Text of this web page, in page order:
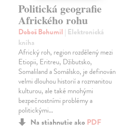
Politická geografie
Afrického rohu
Doboš Bohumil | Elektronická
kniha
Africký roh, region rozdělený mezi
Etiopii, Eritreu, Džibutsko,
Somaliland a Somálsko, je definován
velmi dlouhou historií a rozmanitou
kulturou, ale také mnohými
bezpečnostními problémy a
politickými…
Na stiahnutie ako PDF